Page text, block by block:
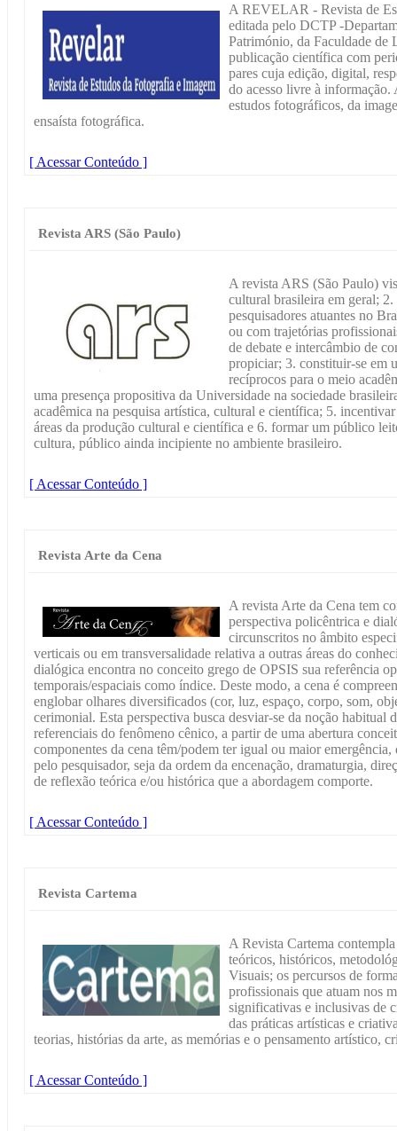
A REVELAR - Revista de
editada pelo DCTP -
Património, da Faculdade de
publicação científica com
pares cuja edição, digital,
do acesso livre à
estudos fotográficos, da
ensaísta fotográfica.
[ Acessar Conteúdo ]
Revista ARS (São Paulo)
A revista ARS (São Paulo)
cultural brasileira em geral; 2.
pesquisadores atuantes no
ou com trajetórias
de debate e intercâmbio de
propiciar; 3. constituir-se em
recíprocos para o meio
uma presença propositiva da Universidade na sociedade
acadêmica na pesquisa artística, cultural e científica; 5.
áreas da produção cultural e científica e 6. formar um público
cultura, público ainda incipiente no ambiente brasileiro.
[ Acessar Conteúdo ]
Revista Arte da Cena
A revista Arte da Cena tem
perspectiva policêntrica e
circunscritos no âmbito
verticais ou em transversalidade relativa a outras áreas do
dialógica encontra no conceito grego de OPSIS sua referência
temporais/espaciais como índice. Deste modo, a cena é
englobar olhares diversificados (cor, luz, espaço, corpo, som,
cerimonial. Esta perspectiva busca desviar-se da noção habitual
referenciais do fenômeno cênico, a partir de uma abertura
componentes da cena têm/podem ter igual ou maior
pelo pesquisador, seja da ordem da encenação, dramaturgia,
de reflexão teórica e/ou histórica que a abordagem comporte.
[ Acessar Conteúdo ]
Revista Cartema
A Revista Cartema
teóricos, históricos,
Visuais; os percursos de
profissionais que atuam nos
significativas e inclusivas de
das práticas artísticas e
teorias, histórias da arte, as memórias e o pensamento artístico,
[ Acessar Conteúdo ]